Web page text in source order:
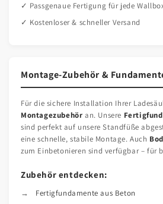
✓ Passgenaue Fertigung für jede
✓ Kostenloser & schneller Versand
Montage-Zubehör &
Für die sichere Installation Ihrer
Montagezubehör an. Unsere
sind perfekt auf unsere Standfüße
eine schnelle, stabile Montage. Auch
zum Einbetonieren sind verfügbar – für
Zubehör entdecken:
Fertigfundamente aus Beton